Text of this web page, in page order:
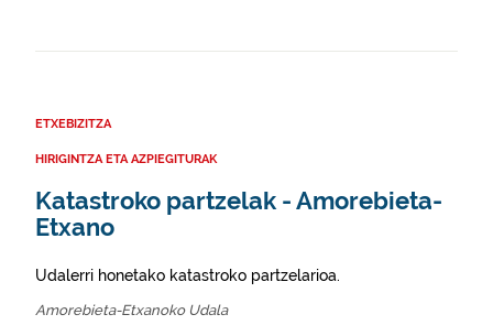
ETXEBIZITZA
HIRIGINTZA ETA AZPIEGITURAK
Katastroko partzelak - Amorebieta-
Etxano
Udalerri honetako katastroko partzelarioa.
Amorebieta-Etxanoko Udala